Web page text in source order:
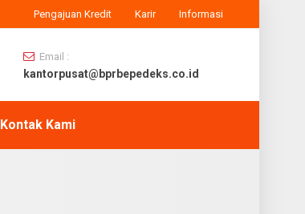
Pengajuan Kredit Karir Informasi
Kontak Kami
Email :
kantorpusat@bprbepedeks.co.id